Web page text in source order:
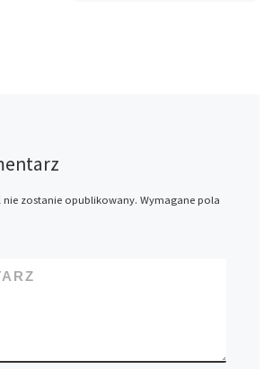
nie zostanie opublikowany. Wymagane pola